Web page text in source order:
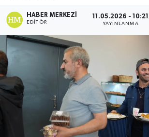
HABER MERKEZI
EDITÖR
11.05.2026 - 10:21
YAYINLANMA